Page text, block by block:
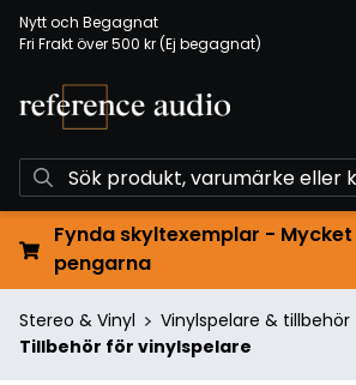
Nytt och Begagnat
Fri Frakt över 500 kr (Ej begagnat)
Fynda skyltexemplar -
pengarna
Stereo & Vinyl
Vinylspelare & tillbehör
Tillbehör för vinylspelare